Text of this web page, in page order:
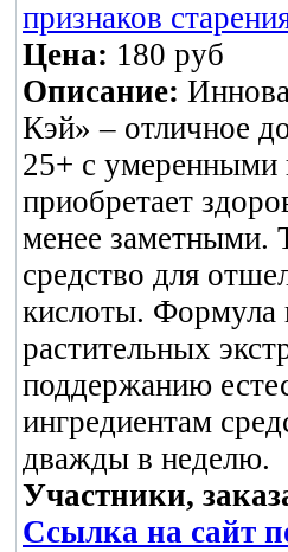
признаков
Цена: 180 руб
Описание:
Кэй» – отличное
25+ с умеренными
приобретает
менее заметными.
средство для
кислоты. Формула
растительных
поддержанию
ингредиентам
дважды в неделю.
Участники,
Ссылка на сайт